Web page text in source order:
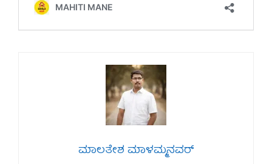
ಮಾಲತೇಶ ಮಾಳಮ್ಮನವರ್